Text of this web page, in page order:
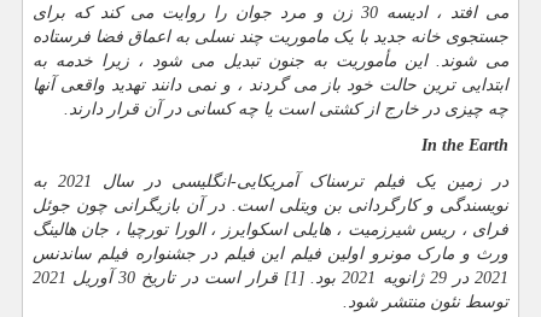
می افتد ، ادیسه 30 زن و مرد جوان را روایت می کند که برای
جستجوی خانه جدید با یک ماموریت چند نسلی به اعماق فضا فرستاده
می شوند. این مأموریت به جنون تبدیل می شود ، زیرا خدمه به
ابتدایی ترین حالت خود باز می گردند ، و نمی دانند تهدید واقعی آنها
چه چیزی در خارج از کشتی است یا چه کسانی در آن قرار دارند.
In the Earth
در زمین یک فیلم ترسناک آمریکایی-انگلیسی در سال 2021 به
نویسندگی و کارگردانی بن ویتلی است. در آن بازیگرانی چون جوئل
فرای ، ریس شیرزمیت ، هایلی اسکوایرز ، الورا تورچیا ، جان هالینگ
ورث و مارک مونرو اولین فیلم این فیلم در جشنواره فیلم ساندنس
2021 در 29 ژانویه 2021 بود. [1] قرار است در تاریخ 30 آوریل 2021
توسط نئون منتشر شود.